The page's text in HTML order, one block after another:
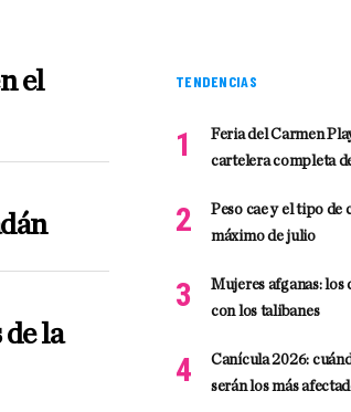
el
la
TENDENCIAS
Feria del Carmen
cartelera completa
Peso cae y el tipo de
máximo de julio
Mujeres afganas:
con los talibanes
Canícula 2026:
serán los más